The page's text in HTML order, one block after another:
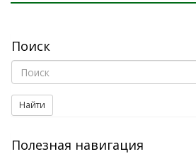
Поиск
Найти
Полезная навигация